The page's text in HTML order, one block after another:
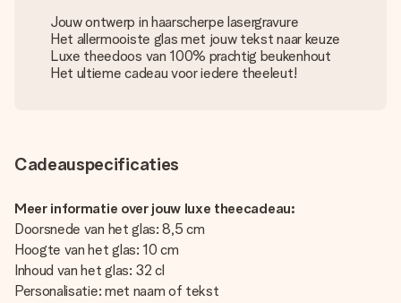
Jouw ontwerp in haarscherpe lasergravure
Het allermooiste glas met jouw tekst naar keuze
Luxe theedoos van 100% prachtig beukenhout
Het ultieme cadeau voor iedere theeleut!
Cadeauspecificaties
Meer informatie over jouw luxe theecadeau:
Doorsnede van het glas: 8,5 cm
Hoogte van het glas: 10 cm
Inhoud van het glas: 32 cl
Personalisatie: met naam of tekst